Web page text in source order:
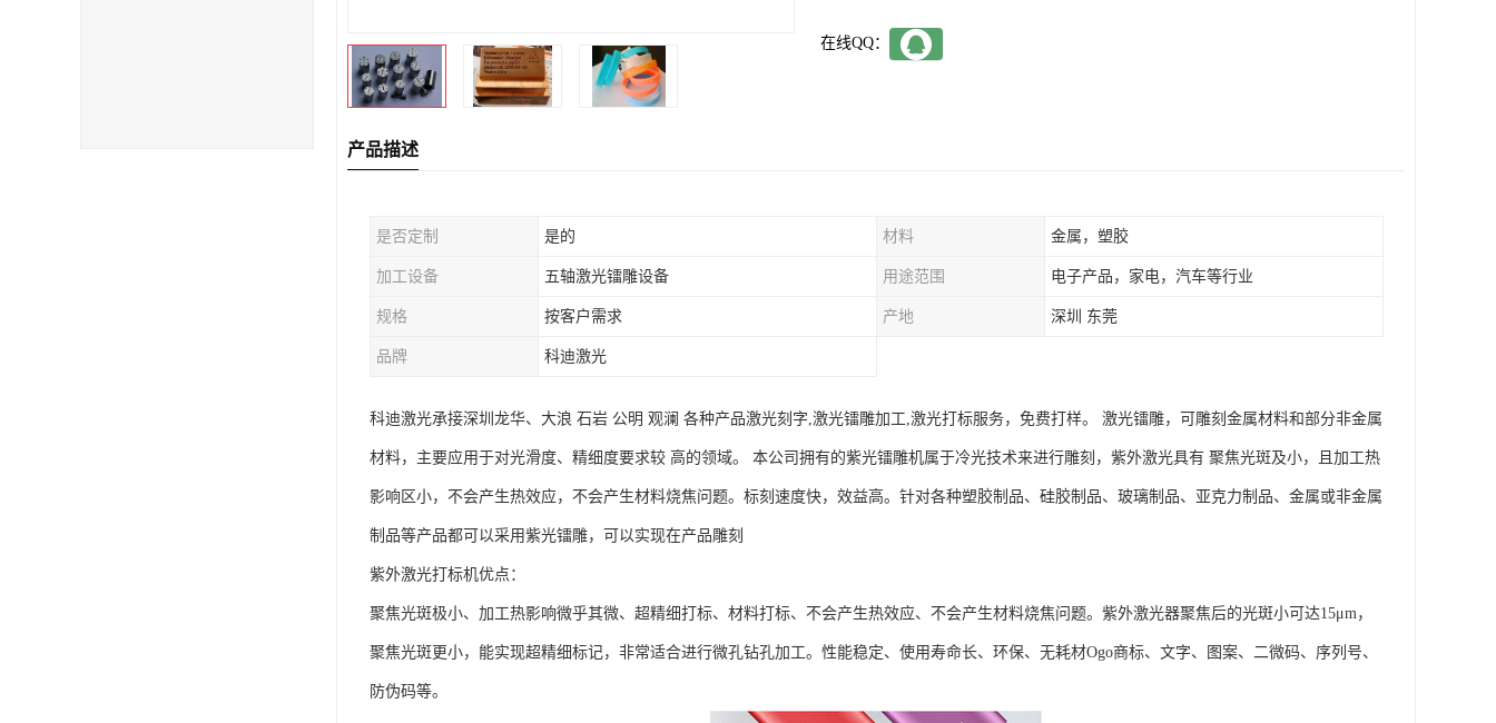
在线QQ：
产品描述
是否定制 是的 材料 金属，塑胶
加工设备 五轴激光镭雕设备 用途范围 电子产品，家电，汽车等行业
规格 按客户需求 产地 深圳 东莞
品牌 科迪激光
科迪激光承接深圳龙华、大浪 石岩 公明 观澜 各种产品激光刻字,激光镭雕加工,激光打标服务，免费打样。 激光镭雕，可雕刻金属材料和部分非金属
材料，主要应用于对光滑度、精细度要求较 高的领域。 本公司拥有的紫光镭雕机属于冷光技术来进行雕刻，紫外激光具有 聚焦光斑及小，且加工热
影响区小，不会产生热效应，不会产生材料烧焦问题。标刻速度快，效益高。针对各种塑胶制品、硅胶制品、玻璃制品、亚克力制品、金属或非金属
制品等产品都可以采用紫光镭雕，可以实现在产品雕刻
紫外激光打标机优点：
聚焦光斑极小、加工热影响微乎其微、超精细打标、材料打标、不会产生热效应、不会产生材料烧焦问题。紫外激光器聚焦后的光斑小可达15μm，
聚焦光斑更小，能实现超精细标记，非常适合进行微孔钻孔加工。性能稳定、使用寿命长、环保、无耗材Ogo商标、文字、图案、二微码、序列号、
防伪码等。